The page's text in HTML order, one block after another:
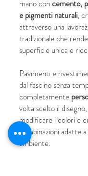
mano concemento,
e pigmenti naturali,
attraverso una
tradizionale che
superficie unica e
Pavimenti e
dal fascino senza
completamente
volta scelto il
modificare i colori e
combinazioni adatte
ambiente.